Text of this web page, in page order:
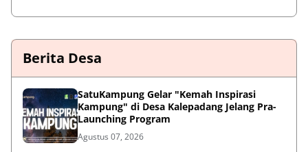
Berita Desa
SatuKampung Gelar "Kemah Inspirasi
Kampung" di Desa Kalepadang Jelang Pra-
Launching Program
Agustus 07, 2026